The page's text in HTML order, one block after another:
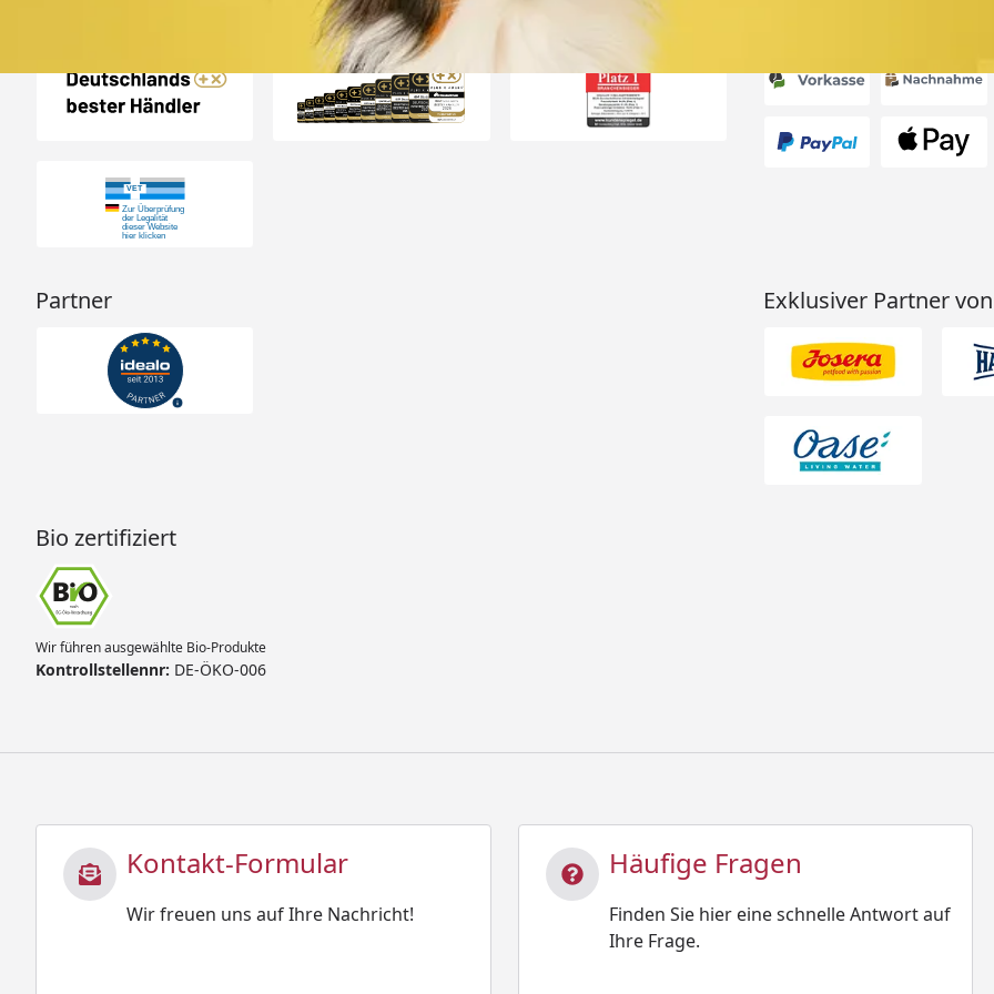
Partner Exklusiver Partner von
Bio zertifiziert
Wir führen ausgewählte Bio-Produkte
Kontrollstellennr: DE-ÖKO-006
Kontakt-Formular
Wir freuen uns auf Ihre Nachricht!
Häufige Fragen
Finden Sie hier eine schnelle Antwort auf
Ihre Frage.